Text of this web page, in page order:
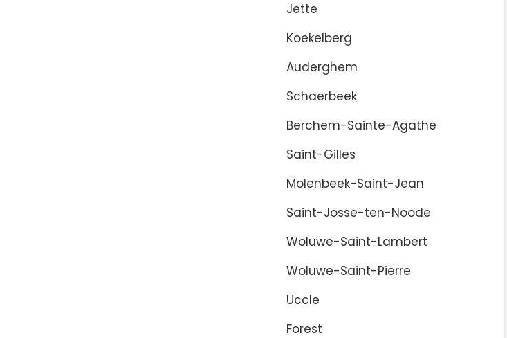
Jette
Koekelberg
Auderghem
Schaerbeek
Berchem-Sainte-Agathe
Saint-Gilles
Molenbeek-Saint-Jean
Saint-Josse-ten-Noode
Woluwe-Saint-Lambert
Woluwe-Saint-Pierre
Uccle
Forest